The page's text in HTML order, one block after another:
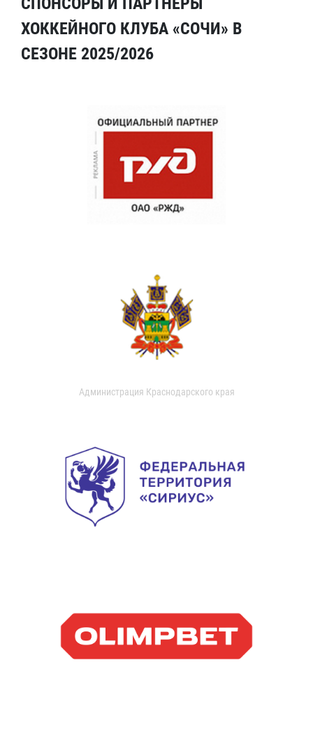
ХОККЕЙНОГО КЛУБА «СОЧИ» В
СЕЗОНЕ 2025/2026
Администрация Краснодарского края